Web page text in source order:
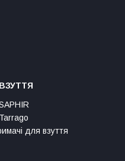
для взуття